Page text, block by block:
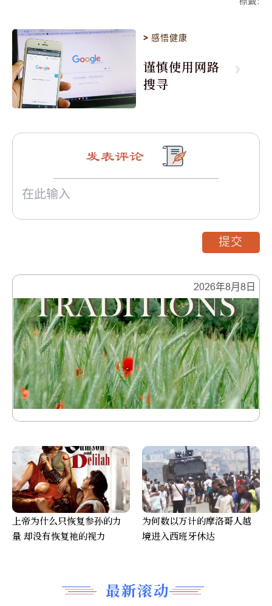
>感悟健康
谨慎使用网路
搜寻
2026年8月8日
最新滚动
发表评论
提交
上帝为什么只恢复参孙的力
量 却没有恢复祂的视力
为何数以万计的摩洛哥人越
境进入西班牙休达